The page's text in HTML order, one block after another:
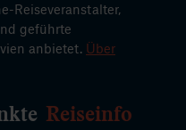
Reiseveranstalter,
geführte
anbietet. Über
Reiseinfo